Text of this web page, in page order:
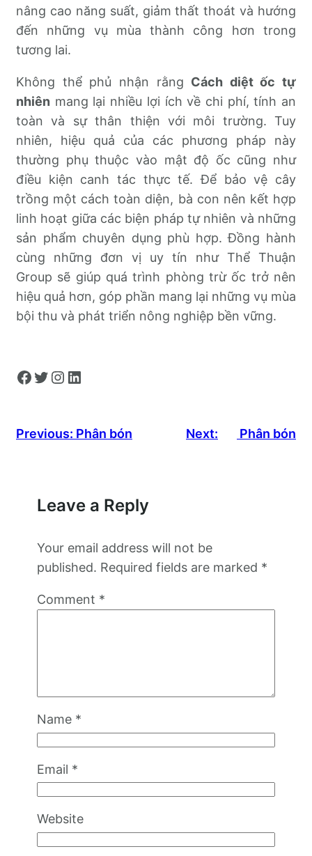
nâng cao năng suất, giảm thất thoát và hướng
đến những vụ mùa thành công hơn trong
tương lai.
Không thể phủ nhận rằng Cách diệt ốc tự
nhiên mang lại nhiều lợi ích về chi phí, tính an
toàn và sự thân thiện với môi trường. Tuy
nhiên, hiệu quả của các phương pháp này
thường phụ thuộc vào mật độ ốc cũng như
điều kiện canh tác thực tế. Để bảo vệ cây
trồng một cách toàn diện, bà con nên kết hợp
linh hoạt giữa các biện pháp tự nhiên và những
sản phẩm chuyên dụng phù hợp. Đồng hành
cùng những đơn vị uy tín như Thể Thuận
Group sẽ giúp quá trình phòng trừ ốc trở nên
hiệu quả hơn, góp phần mang lại những vụ mùa
bội thu và phát triển nông nghiệp bền vững.
Facebook Twitter Instagram LinkedIn
Previous: Phân bón Next: Phân bón
Leave a Reply
Your email address will not be
published. Required fields are marked *
Comment *
Name *
Email *
Website